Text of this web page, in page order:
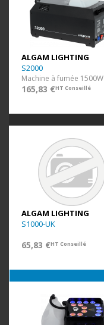
ALGAM LIGHTING
S2000
Machine à fumée 1500W
165,83 €HT Conseillé
ALGAM LIGHTING
S1000-UK
65,83 €HT Conseillé